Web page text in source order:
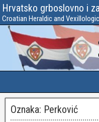
Hrvatsko grboslovno i
Croatian Heraldic and
Oznaka: Perković